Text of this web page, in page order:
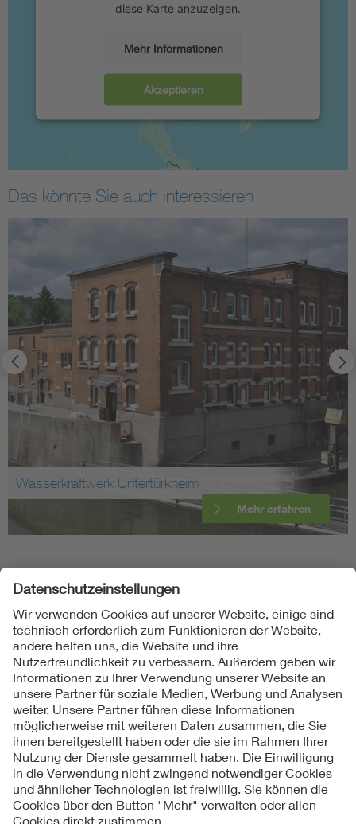
diese Karte anzuzeigen.
Mehr Informationen
Akzeptieren
Das könnte Sie auch interessieren
Wasserkraftwerk Untertürkheim
Mehr erfahren
Folgen Sie uns
Kontakte
Service